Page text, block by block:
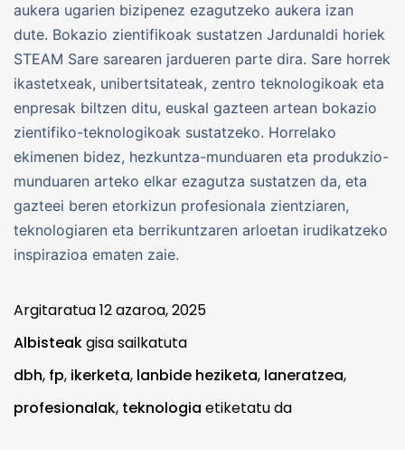
aukera ugarien bizipenez ezagutzeko aukera izan
dute. Bokazio zientifikoak sustatzen Jardunaldi horiek
STEAM Sare sarearen jardueren parte dira. Sare horrek
ikastetxeak, unibertsitateak, zentro teknologikoak eta
enpresak biltzen ditu, euskal gazteen artean bokazio
zientifiko-teknologikoak sustatzeko. Horrelako
ekimenen bidez, hezkuntza-munduaren eta produkzio-
munduaren arteko elkar ezagutza sustatzen da, eta
gazteei beren etorkizun profesionala zientziaren,
teknologiaren eta berrikuntzaren arloetan irudikatzeko
inspirazioa ematen zaie.
Argitaratua12 azaroa, 2025
Albisteakgisa sailkatuta
dbh, fp, ikerketa, lanbide heziketa, laneratzea,
profesionalak, teknologia etiketatu da